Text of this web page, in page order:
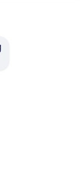
φύλλο